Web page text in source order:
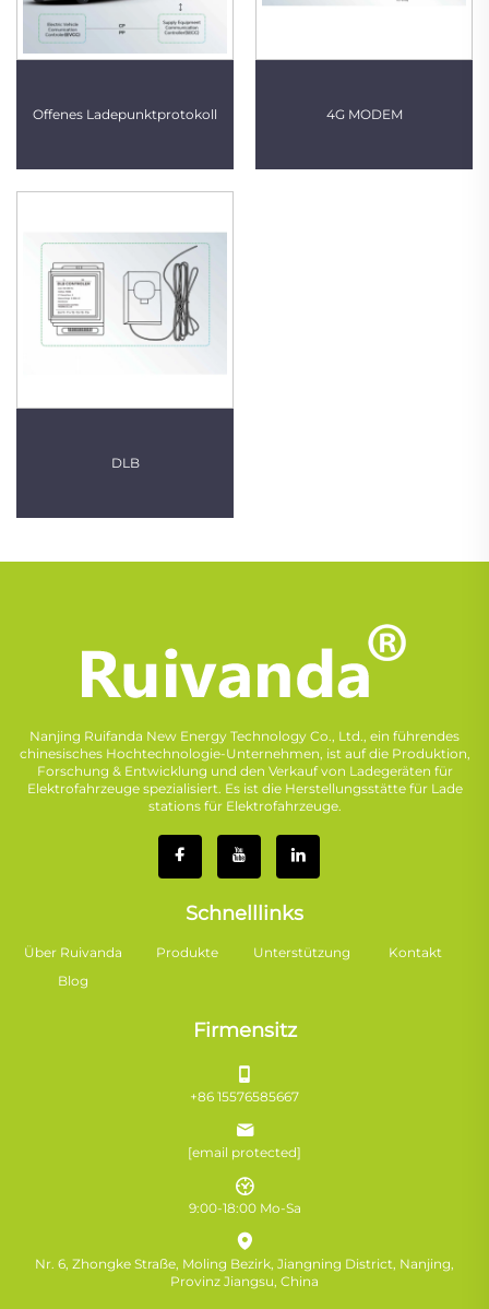
Offenes Ladepunktprotokoll 4G MODEM
DLB
Nanjing Ruifanda New Energy Technology Co., Ltd., ein führendes
chinesisches Hochtechnologie-Unternehmen, ist auf die Produktion,
Forschung & Entwicklung und den Verkauf von Ladegeräten für
Elektrofahrzeuge spezialisiert. Es ist die Herstellungsstätte für Lade
stations für Elektrofahrzeuge.
Schnelllinks
Über Ruivanda Produkte Unterstützung
Kontakt
Blog
Firmensitz
+86 15576585667
[email protected]
9:00-18:00 Mo-Sa
Nr. 6, Zhongke Straße, Moling Bezirk, Jiangning District, Nanjing,
Provinz Jiangsu, China